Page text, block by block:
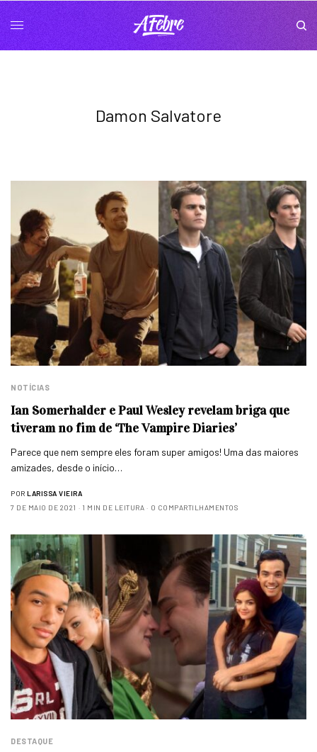
Damon Salvatore
NOTÍCIAS
Ian Somerhalder e Paul Wesley revelam briga que
tiveram no fim de ‘The Vampire Diaries’
Parece que nem sempre eles foram super amigos! Uma das maiores
amizades, desde o início…
POR LARISSA VIEIRA
7 DE MAIO DE 2021
1 MIN DE LEITURA 0 COMPARTILHAMENTOS
DESTAQUE